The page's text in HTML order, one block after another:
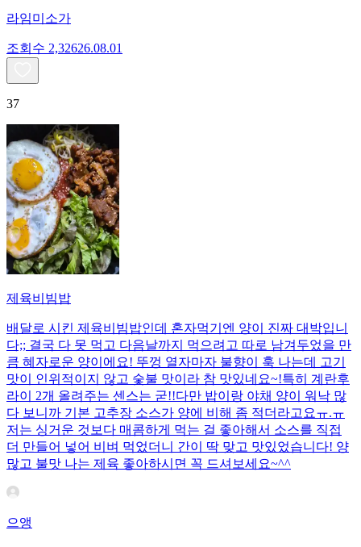
라임미소가
조회수 2,32626.08.01
37
제육비빔밥
배달로 시킨 제육비빔밥인데 혼자먹기엔 양이 진짜 대박입니
다;; 결국 다 못 먹고 다음날까지 먹으려고 따로 남겨두었을 만
큼 혜자로운 양이에요! 뚜껑 열자마자 불향이 훅 나는데 고기
맛이 인위적이지 않고 숯불 맛이라 참 맛있네요~!특히 계란후
라이 2개 올려주는 센스는 굳!! ​다만 밥이랑 야채 양이 워낙 많
다 보니까 기본 고추장 소스가 양에 비해 좀 적더라고요ㅠ.ㅠ
저는 싱거운 것보다 매콤하게 먹는 걸 좋아해서 소스를 직접
더 만들어 넣어 비벼 먹었더니 간이 딱 맞고 맛있었습니다! 양
많고 불맛 나는 제육 좋아하시면 꼭 드셔보세요~^^
으앵